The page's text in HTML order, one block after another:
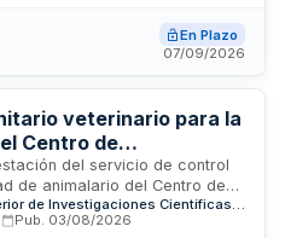
localidad. Esta contratación
el cumplimiento de
de la adjudicación
En Plazo
07/09/2026
veterinario para la
Centro de
Margarita Salas
del servicio de control
de animalario del Centro de
Salas, dependiente del
Científicas. El contrato
Agencia Estatal Consejo Superior de Investigaciones Científicas, M.P.
Pub. 03/08/2026